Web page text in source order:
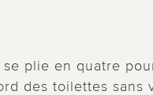
plie en quatre
des toilettes sans